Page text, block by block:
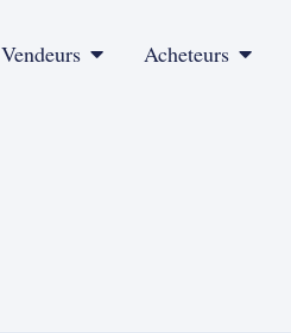
Vendeurs Acheteurs